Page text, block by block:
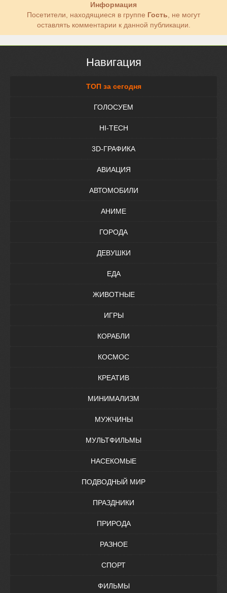
Информация
Посетители, находящиеся в группе Гость, не могут
оставлять комментарии к данной публикации.
Навигация
ТОП за сегодня
ГОЛОСУЕМ
HI-TECH
3D-ГРАФИКА
АВИАЦИЯ
АВТОМОБИЛИ
АНИМЕ
ГОРОДА
ДЕВУШКИ
ЕДА
ЖИВОТНЫЕ
ИГРЫ
КОРАБЛИ
КОСМОС
КРЕАТИВ
МИНИМАЛИЗМ
МУЖЧИНЫ
МУЛЬТФИЛЬМЫ
НАСЕКОМЫЕ
ПОДВОДНЫЙ МИР
ПРАЗДНИКИ
ПРИРОДА
РАЗНОЕ
СПОРТ
ФИЛЬМЫ